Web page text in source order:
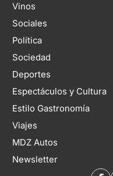
Vinos
Sociales
Política
Sociedad
Deportes
Espectáculos y Cultura
Estilo Gastronomía
Viajes
MDZ Autos
Newsletter